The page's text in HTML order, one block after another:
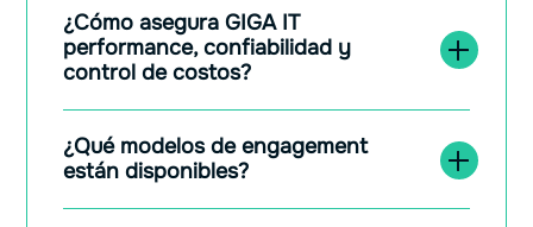
¿Cómo asegura GIGA IT
performance, confiabilidad y
control de costos?
¿Qué modelos de engagement
están disponibles?